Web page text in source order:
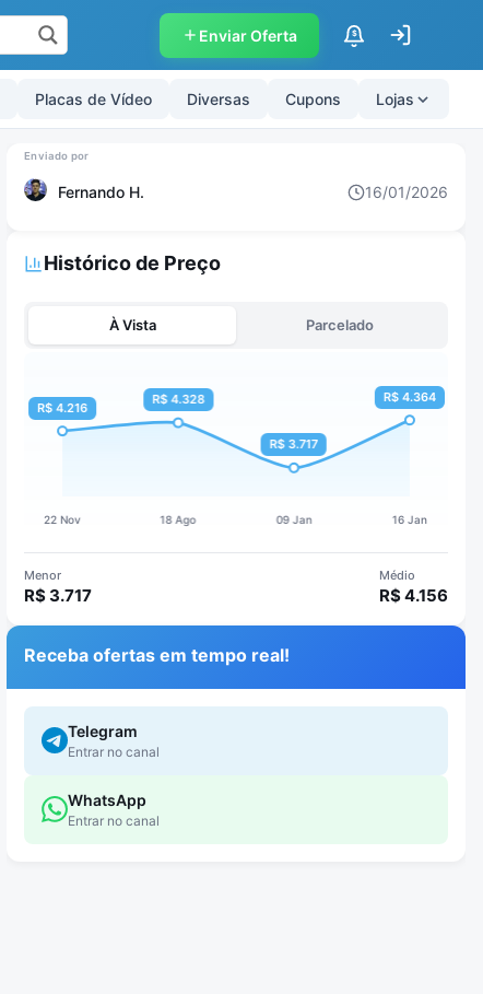
Enviar Oferta $
Placas de Vídeo Diversas Cupons Lojas
Fernando H. 16/01/2026
Histórico de Preço
À Vista Parcelado
Menor
R$ 3.717
Médio
R$ 4.156
Receba ofertas em tempo real!
Telegram
Entrar no canal
WhatsApp
Entrar no canal